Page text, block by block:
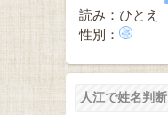
読み：ひとえ
性別：
人江で姓名判断